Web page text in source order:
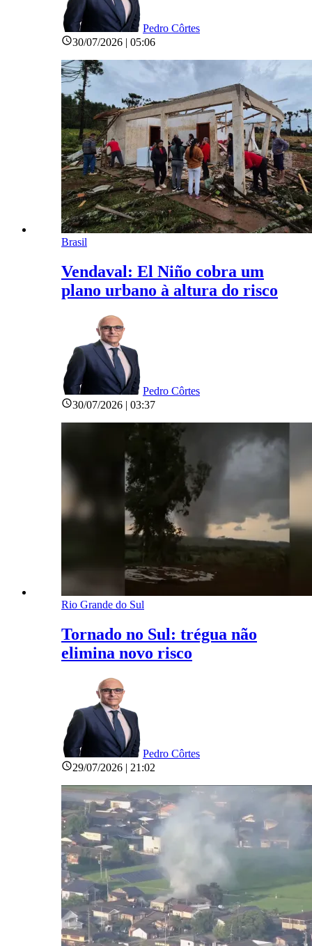
Pedro Côrtes
30/07/2026 | 05:06
Brasil
Vendaval: El Niño cobra um
plano urbano à altura do risco
Pedro Côrtes
30/07/2026 | 03:37
Rio Grande do Sul
Tornado no Sul: trégua não
elimina novo risco
Pedro Côrtes
29/07/2026 | 21:02